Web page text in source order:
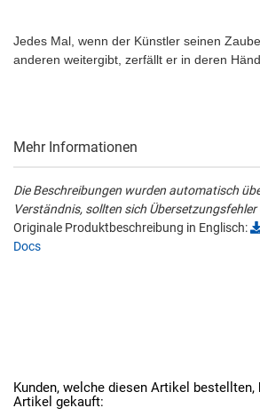
Jedes Mal, wenn der Künstler seinen
anderen weitergibt, zerfällt er in deren
Mehr Informationen
Die Beschreibungen wurden automatisch
Verständnis, sollten sich
Originale Produktbeschreibung in Englisch:
Docs
Kunden, welche diesen Artikel bestellten,
Artikel gekauft: